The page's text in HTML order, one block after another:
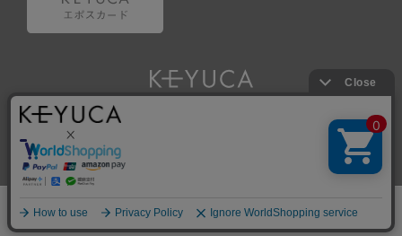
Copyright © KAWAJUN Co., Ltd. All Rights Reserved.